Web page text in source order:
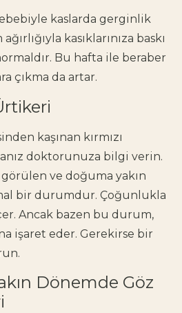
kaslarda gerginlik
kasıklarınıza baskı
Bu hafta ile beraber
çıkma da artar.
kaşınan kırmızı
doktorunuza bilgi verin.
ve doğuma yakın
bir durumdur. Çoğunlukla
Ancak bazen bu durum,
işaret eder. Gerekirse bir
Dönemde Göz